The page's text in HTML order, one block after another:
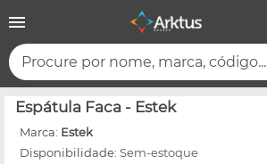
Procure por nome, marca, código...
Espátula Faca - Estek
Marca: Estek
Disponibilidade: Sem-estoque